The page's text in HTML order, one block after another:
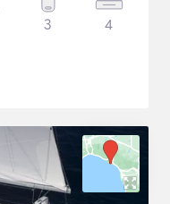
3 4